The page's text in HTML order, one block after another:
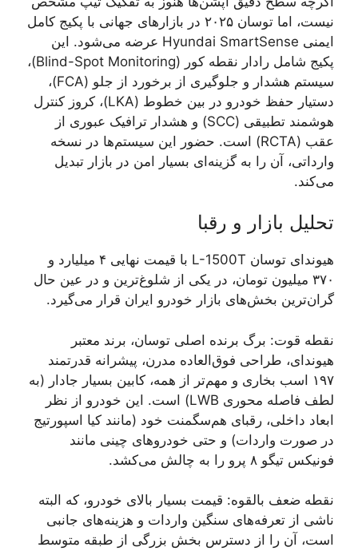
نیست، اما توسان ۲۰۲۵ در بازارهای جهانی با پکیج کامل
ایمنی Hyundai SmartSense عرضه می‌شود. این
پکیج شامل رادار نقطه کور (Blind-Spot Monitoring)،
سیستم هشدار و جلوگیری از برخورد از جلو (FCA)،
دستیار حفظ خودرو در بین خطوط (LKA)، کروز کنترل
هوشمند تطبیقی (SCC) و هشدار ترافیک عبوری از
عقب (RCTA) است. حضور این سیستم‌ها در نسخه
وارداتی، آن را به گزینه‌ای بسیار امن در بازار تبدیل
می‌کند.
تحلیل بازار و رقبا
هیوندای توسان L-1500T با قیمت نهایی ۴ میلیارد و
۳۷۰ میلیون تومان، در یکی از شلوغ‌ترین و در عین حال
گران‌ترین بخش‌های بازار خودرو ایران قرار می‌گیرد.
نقطه قوت: برگ برنده اصلی توسان، برند معتبر
هیوندای، طراحی فوق‌العاده مدرن، پیشرانه قدرتمند
۱۹۷ اسب بخاری و مهم‌تر از همه، کابین بسیار جادار (به
لطف فاصله محوری LWB) است. این خودرو از نظر
ابعاد داخلی، رقبای هم‌سگمنت خود (مانند کیا اسپورتیج
در صورت واردات) و حتی خودروهای چینی مانند
فونیکس تیگو ۸ پرو را به چالش می‌کشد.
نقطه ضعف بالقوه: قیمت بسیار بالای خودرو، که البته
ناشی از تعرفه‌های سنگین واردات و هزینه‌های جانبی
است، آن را از دسترس بخش بزرگی از طبقه متوسط